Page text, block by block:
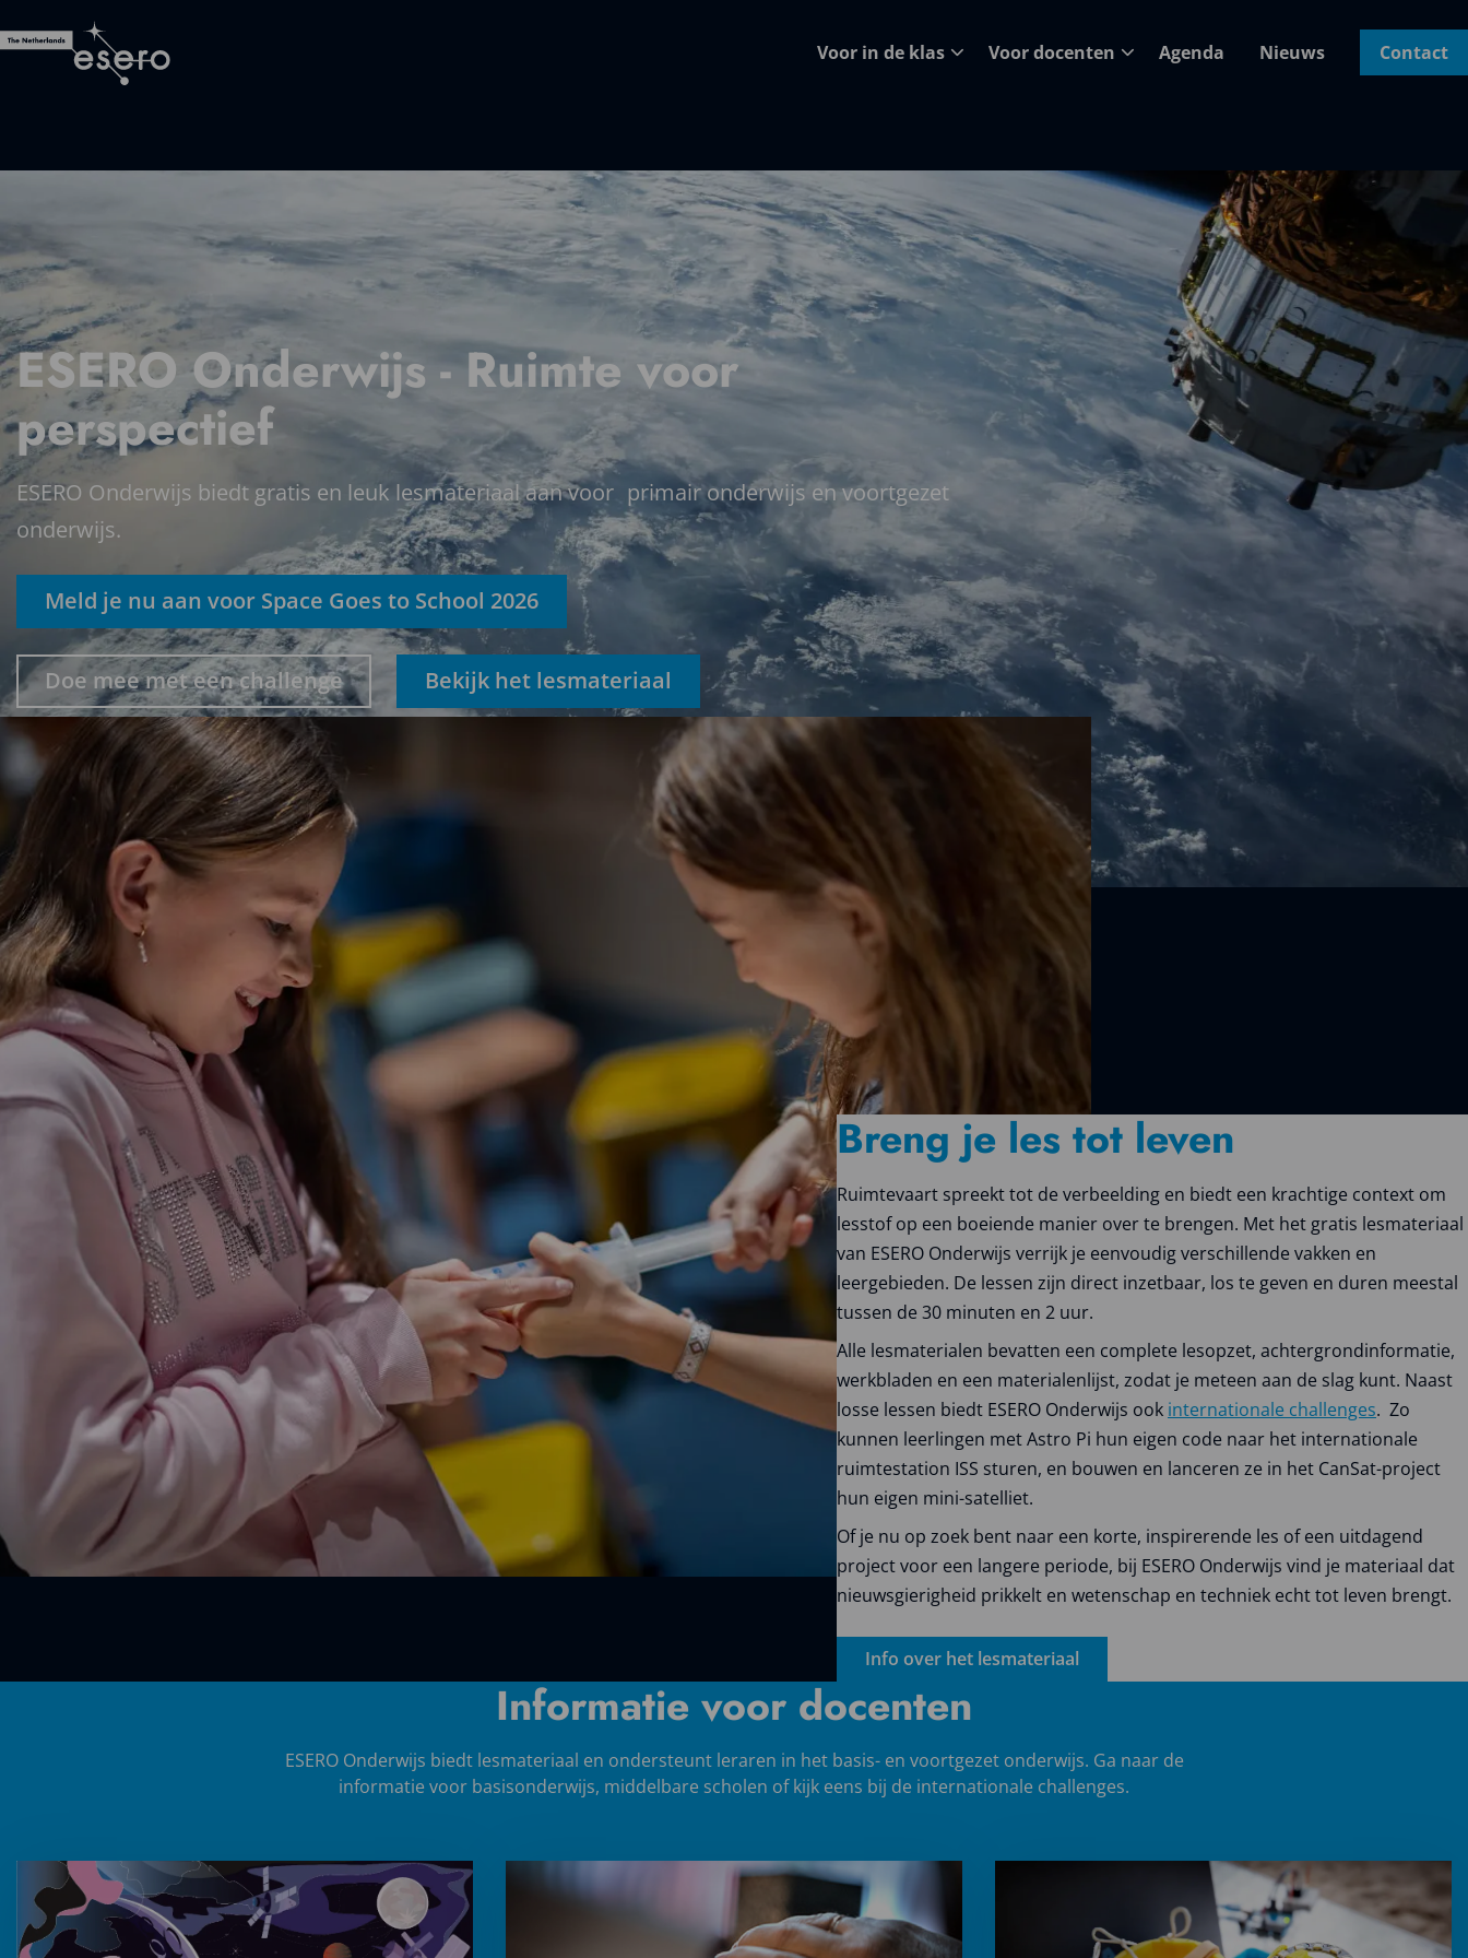
Voor in de klas Voor docenten Agenda Nieuws Contact
ESERO Onderwijs - Ruimte voor
perspectief
ESERO Onderwijs biedt gratis en leuk lesmateriaal aan voor primair onderwijs en voortgezet
onderwijs.
Meld je nu aan voor Space Goes to School 2026
Doe mee met een challenge Bekijk het lesmateriaal
Breng je les tot leven
Ruimtevaart spreekt tot de verbeelding en biedt een krachtige context om
lesstof op een boeiende manier over te brengen. Met het gratis lesmateriaal
van ESERO Onderwijs verrijk je eenvoudig verschillende vakken en
leergebieden. De lessen zijn direct inzetbaar, los te geven en duren meestal
tussen de 30 minuten en 2 uur.
Alle lesmaterialen bevatten een complete lesopzet, achtergrondinformatie,
werkbladen en een materialenlijst, zodat je meteen aan de slag kunt. Naast
losse lessen biedt ESERO Onderwijs ook internationale challenges. Zo
kunnen leerlingen met Astro Pi hun eigen code naar het internationale
ruimtestation ISS sturen, en bouwen en lanceren ze in het CanSat-project
hun eigen mini-satelliet.
Of je nu op zoek bent naar een korte, inspirerende les of een uitdagend
project voor een langere periode, bij ESERO Onderwijs vind je materiaal dat
nieuwsgierigheid prikkelt en wetenschap en techniek echt tot leven brengt.
Info over het lesmateriaal
Informatie voor docenten
ESERO Onderwijs biedt lesmateriaal en ondersteunt leraren in het basis- en voortgezet onderwijs. Ga naar de
informatie voor basisonderwijs, middelbare scholen of kijk eens bij de internationale challenges.
meer
over
In